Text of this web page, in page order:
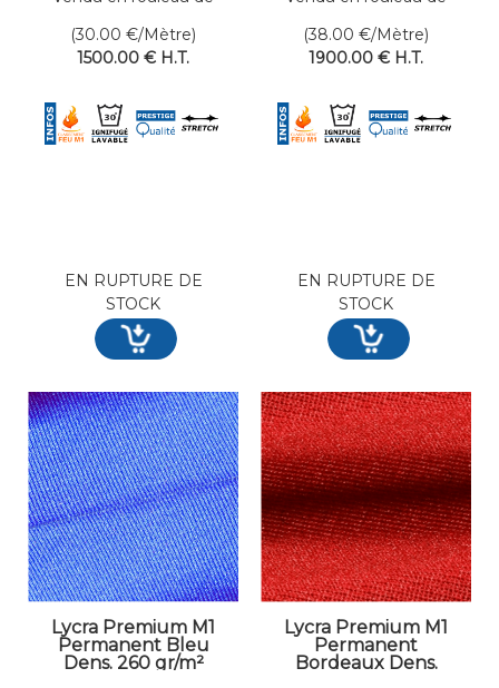
(30.00 €/Mètre)
1500.00 € H.T.
EN RUPTURE DE
STOCK
(38.00 €/Mètre)
1900.00 € H.T.
EN RUPTURE DE
STOCK
Lycra Premium M1
Permanent Bleu
Dens. 260 gr/m²
Lycra Premium M1
Permanent
Bordeaux Dens.